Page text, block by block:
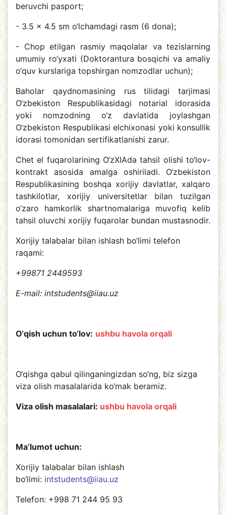
beruvchi pasport;
- 3.5 x 4.5 sm o‘lchamdagi rasm (6 dona);
- Chop etilgan rasmiy maqolalar va tezislarning
umumiy ro‘yxati (Doktorantura bosqichi va amaliy
o‘quv kurslariga topshirgan nomzodlar uchun);
Baholar qaydnomasining rus tilidagi tarjimasi
O‘zbekiston Respublikasidagi notarial idorasida
yoki nomzodning o‘z davlatida joylashgan
O‘zbekiston Respublikasi elchixonasi yoki konsullik
idorasi tomonidan sertifikatlanishi zarur.
Chet el fuqarolarining O‘zXIAda tahsil olishi to‘lov-
kontrakt asosida amalga oshiriladi. O‘zbekiston
Respublikasining boshqa xorijiy davlatlar, xalqaro
tashkilotlar, xorijiy universitetlar bilan tuzilgan
o‘zaro hamkorlik shartnomalariga muvofiq kelib
tahsil oluvchi xorijiy fuqarolar bundan mustasnodir.
Xorijiy talabalar bilan ishlash bo‘limi telefon
raqami:
+99871 2449593
E-mail: intstudents@iiau.uz
O‘qish uchun to‘lov: ushbu havola orqali
O‘qishga qabul qilinganingizdan so‘ng, biz sizga
viza olish masalalarida ko‘mak beramiz.
Viza olish masalalari: ushbu havola orqali
Ma’lumot uchun:
Xorijiy talabalar bilan ishlash
bo‘limi: intstudents@iiau.uz
Telefon: +998 71 244 95 93